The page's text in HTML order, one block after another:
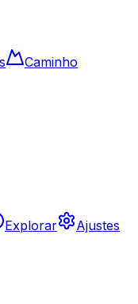
Caminho
Explorar Ajustes